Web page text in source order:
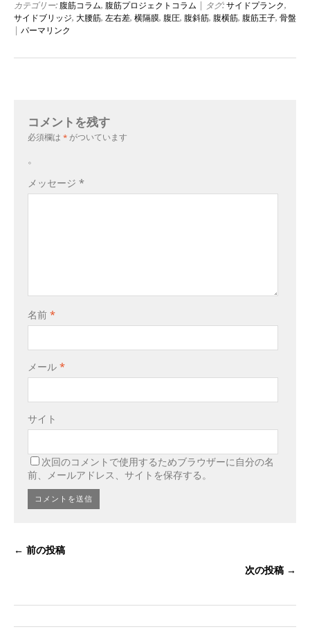
カテゴリー: 腹筋コラム, 腹筋プロジェクトコラム | タグ: サイドプランク,
サイドブリッジ, 大腰筋, 左右差, 横隔膜, 腹圧, 腹斜筋, 腹横筋, 腹筋王子, 骨盤
パーマリンク
コメントを残す
必須欄は * がついています
。
メッセージ *
名前 *
メール *
サイト
次回のコメントで使用するためブラウザーに自分の名
前、メールアドレス、サイトを保存する。
← 前の投稿
次の投稿 →